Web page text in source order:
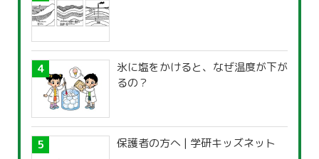
氷に塩をかけると、なぜ温度が下が
るの？
保護者の方へ | 学研キッズネット